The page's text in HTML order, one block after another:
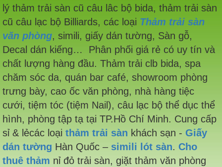
lý thảm trải sàn cũ câu lâc bộ bida, thảm trải sàn
cũ câu lạc bộ Billiards, các loại Thảm trải sàn
văn phòng, simili, giấy dán tường, Sàn gỗ,
Decal dán kiếng… Phân phối giá rẻ có uy tín và
chất lượng hàng đầu. Thảm trải clb bida, spa
chăm sóc da, quán bar café, showroom phòng
trưng bày, cao ốc văn phòng, nhà hàng tiệc
cưới, tiệm tóc (tiệm Nail), câu lạc bộ thể dục thể
hình, phòng tập tạ tại TP.Hồ Chí Minh. Cung cấp
sỉ & lẻcác loại thảm trải sàn khách sạn - Giấy
dán tường Hàn Quốc – simili lót sàn. Cho
thuê thảm nỉ đỏ trải sàn, giặt thảm văn phòng